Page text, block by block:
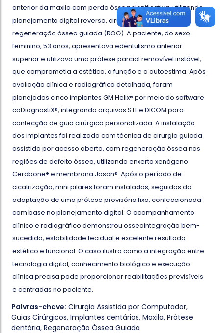
anterior da maxila com perda óssea significativa, utilizando
planejamento digital reverso, cirurgia guiada e
regeneração óssea guiada (ROG). A paciente, do sexo
feminino, 53 anos, apresentava edentulismo anterior
superior e utilizava uma prótese parcial removível instável,
que comprometia a estética, a função e a autoestima. Após
avaliação clínica e radiográfica detalhada, foram
planejados cinco implantes GM Helix® por meio do software
coDiagnostiX®, integrando arquivos STL e DICOM para
confecção de guia cirúrgica personalizada. A instalação
dos implantes foi realizada com técnica de cirurgia guiada
assistida por acesso aberto, com regeneração óssea nas
regiões de defeito ósseo, utilizando enxerto xenógeno
Cerabone® e membrana Jason®. Após o período de
cicatrização, mini pilares foram instalados, seguidos da
adaptação de uma prótese provisória fixa, confeccionada
com base no planejamento digital. O acompanhamento
clínico e radiográfico demonstrou osseointegração bem-
sucedida, estabilidade tecidual e excelente resultado
estético e funcional. O caso ilustra como a integração entre
tecnologia digital, conhecimento biológico e execução
clínica precisa pode proporcionar reabilitações previsíveis
e centradas no paciente.
Palvras-chave: Cirurgia Assistida por Computador,
Guias Cirúrgicos,Implantes dentários,Maxila,Prótese
dentária,Regeneração Óssea Guiada